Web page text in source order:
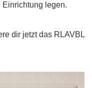
legen.
dir jetzt das RLAVBL